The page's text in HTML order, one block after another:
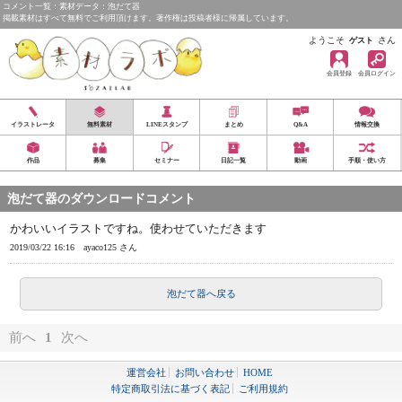
コメント一覧：素材データ：泡だて器
掲載素材はすべて無料でご利用頂けます。著作権は投稿者様に帰属しています。
ようこそ ゲスト さん
会員登録 会員ログイン
イラストレータ 無料素材 LINEスタンプ まとめ Q&A 情報交換
作品 募集 セミナー 日記一覧 動画 手順・使い方
泡だて器のダウンロードコメント
かわいいイラストですね。使わせていただきます
2019/03/22 16:16 ayaco125 さん
泡だて器へ戻る
前へ 1 次へ
運営会社 お問い合わせ
HOME
特定商取引法に基づく表記
ご利用規約